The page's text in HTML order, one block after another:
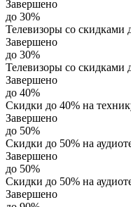
Завершено
до 30%
Телевизоры со
Завершено
до 30%
Телевизоры со скидками
Завершено
до 40%
Скидки до 40% на
Завершено
до 50%
Скидки до 50% на
Завершено
до 50%
Скидки до 50% на
Завершено